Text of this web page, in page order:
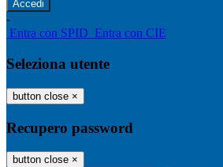
-
Entra con SPID Entra con CIE
Seleziona utente
button close ×
Recupero password
button close ×